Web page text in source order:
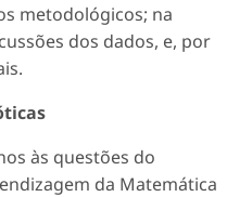
metodológicos; na
dos dados, e, por
às questões do
da Matemática